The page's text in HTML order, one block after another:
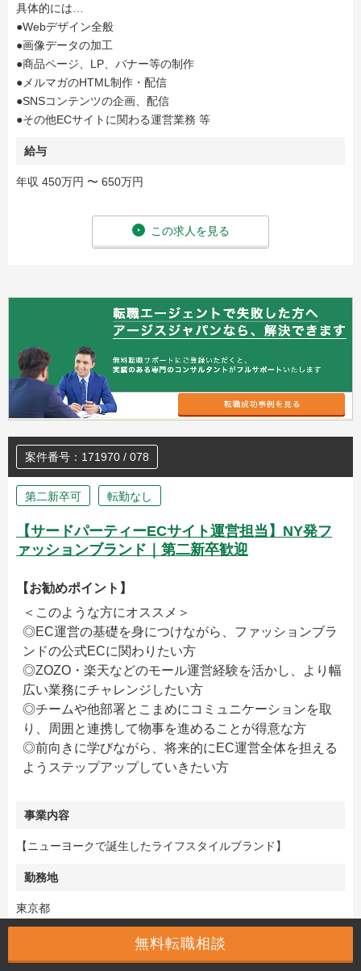
具体的には…
●Webデザイン全般
●画像データの加工
●商品ページ、LP、バナー等の制作
●メルマガのHTML制作・配信
●SNSコンテンツの企画、配信
●その他ECサイトに関わる運営業務 等
給与
年収 450万円 〜 650万円
この求人を見る
案件番号：171970 / 078
第二新卒可 転勤なし
【サードパーティーECサイト運営担当】NY発フ
ァッションブランド｜第二新卒歓迎
【お勧めポイント】
＜このような方にオススメ＞
◎EC運営の基礎を身につけながら、ファッションブラ
ンドの公式ECに関わりたい方
◎ZOZO・楽天などのモール運営経験を活かし、より幅
広い業務にチャレンジしたい方
◎チームや他部署とこまめにコミュニケーションを取
り、周囲と連携して物事を進めることが得意な方
◎前向きに学びながら、将来的にEC運営全体を担える
ようステップアップしていきたい方
事業内容
【ニューヨークで誕生したライフスタイルブランド】
勤務地
東京都
無料転職相談